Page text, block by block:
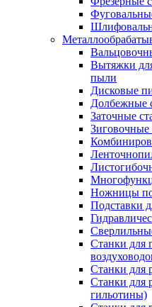
Вытяжки
пыли
Дисковые
Долбежные
Заточные
Зиговочные
Ножницы
Подставки
Станки для
Станки для
Станки для
гильотины)